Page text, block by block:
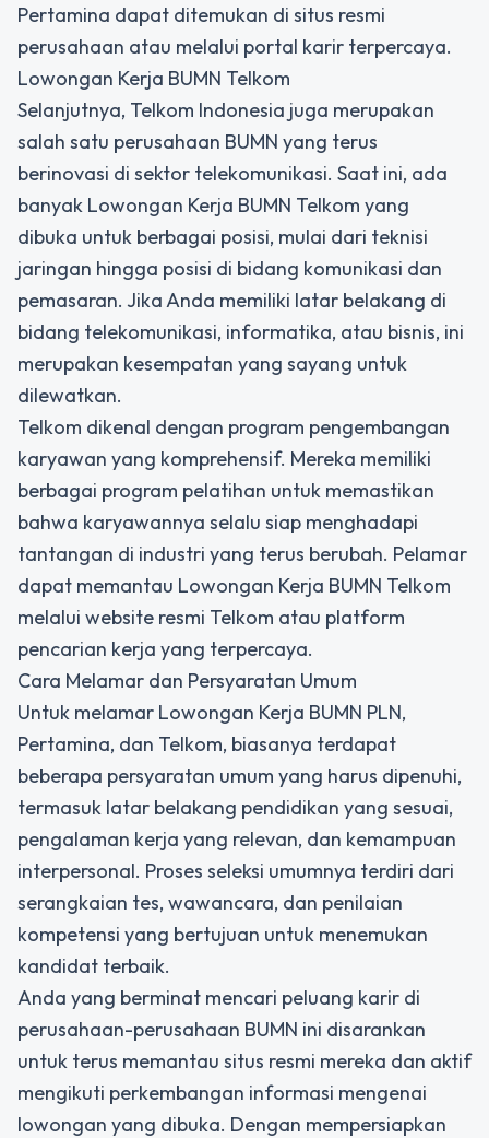
Pertamina dapat ditemukan di situs resmi
perusahaan atau melalui portal karir terpercaya.
Lowongan Kerja BUMN Telkom
Selanjutnya, Telkom Indonesia juga merupakan
salah satu perusahaan BUMN yang terus
berinovasi di sektor telekomunikasi. Saat ini, ada
banyak Lowongan Kerja BUMN Telkom yang
dibuka untuk berbagai posisi, mulai dari teknisi
jaringan hingga posisi di bidang komunikasi dan
pemasaran. Jika Anda memiliki latar belakang di
bidang telekomunikasi, informatika, atau bisnis, ini
merupakan kesempatan yang sayang untuk
dilewatkan.
Telkom dikenal dengan program pengembangan
karyawan yang komprehensif. Mereka memiliki
berbagai program pelatihan untuk memastikan
bahwa karyawannya selalu siap menghadapi
tantangan di industri yang terus berubah. Pelamar
dapat memantau Lowongan Kerja BUMN Telkom
melalui website resmi Telkom atau platform
pencarian kerja yang terpercaya.
Cara Melamar dan Persyaratan Umum
Untuk melamar Lowongan Kerja BUMN PLN,
Pertamina, dan Telkom, biasanya terdapat
beberapa persyaratan umum yang harus dipenuhi,
termasuk latar belakang pendidikan yang sesuai,
pengalaman kerja yang relevan, dan kemampuan
interpersonal. Proses seleksi umumnya terdiri dari
serangkaian tes, wawancara, dan penilaian
kompetensi yang bertujuan untuk menemukan
kandidat terbaik.
Anda yang berminat mencari peluang karir di
perusahaan-perusahaan BUMN ini disarankan
untuk terus memantau situs resmi mereka dan aktif
mengikuti perkembangan informasi mengenai
lowongan yang dibuka. Dengan mempersiapkan